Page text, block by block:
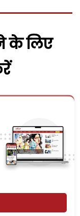
के लिए